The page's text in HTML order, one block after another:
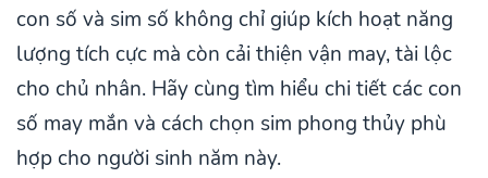
con số và sim số không chỉ giúp kích hoạt năng
lượng tích cực mà còn cải thiện vận may, tài lộc
cho chủ nhân. Hãy cùng tìm hiểu chi tiết các con
số may mắn và cách chọn sim phong thủy phù
hợp cho người sinh năm này.